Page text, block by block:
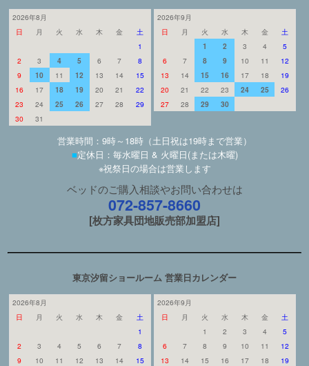
2026年8月
日
月 火 水 木 金
土
1
2
3 4 5 6 7
8
9
10 11 12 13 14
15
16
17 18 19 20 21
22
23
24 25 26 27 28
29
30
31
2026年9月
日
月 火 水 木 金
土
1
2 3 4
5
6
7 8 9 10 11
12
13
14 15 16 17 18
19
20
21 22 23 24 25
26
27
28 29 30
営業時間：9時～18時（土日祝は19時まで営業）
■定休日：毎水曜日 & 火曜日(または木曜)
※祝祭日の場合は営業します
ベッドのご購入相談やお問い合わせは
072-857-8660
[枚方家具団地販売部加盟店]
東京汐留ショールーム 営業日カレンダー
2026年8月
日
月 火 水 木 金
土
1
2
3 4 5 6 7
8
9
10 11 12 13 14
15
2026年9月
日
月 火 水 木 金
土
1
2 3 4
5
6
7 8 9 10 11
12
13
14 15 16 17 18
19